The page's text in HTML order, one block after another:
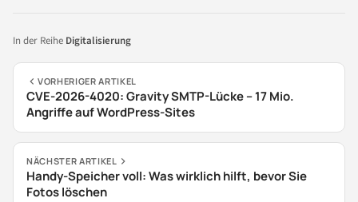
In der Reihe Digitalisierung
VORHERIGER ARTIKEL
CVE-2026-4020: Gravity SMTP-Lücke – 17 Mio.
Angriffe auf WordPress-Sites
NÄCHSTER ARTIKEL
Handy-Speicher voll: Was wirklich hilft, bevor Sie
Fotos löschen